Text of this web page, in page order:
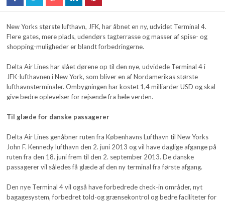
New Yorks største lufthavn, JFK, har åbnet en ny, udvidet Terminal 4.
Flere gates, mere plads, udendørs tagterrasse og masser af spise- og
shopping-muligheder er blandt forbedringerne.
Delta Air Lines har slået dørene op til den nye, udvidede Terminal 4 i
JFK-lufthavnen i New York, som bliver en af Nordamerikas største
lufthavnsterminaler. Ombygningen har kostet 1,4 milliarder USD og skal
give bedre oplevelser for rejsende fra hele verden.
Til glæde for danske passagerer
Delta Air Lines genåbner ruten fra Københavns Lufthavn til New Yorks
John F. Kennedy lufthavn den 2. juni 2013 og vil have daglige afgange på
ruten fra den 18. juni frem til den 2. september 2013. De danske
passagerer vil således få glæde af den ny terminal fra første afgang.
Den nye Terminal 4 vil også have forbedrede check-in områder, nyt
bagagesystem, forbedret told-og grænsekontrol og bedre faciliteter for